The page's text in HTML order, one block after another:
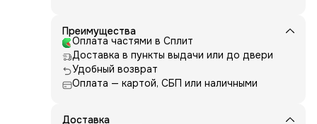
то Преимущества
Оплата частями в Сплит
Доставка в пункты выдачи или до двери
Удобный возврат
Оплата — картой, СБП или наличными
Доставка